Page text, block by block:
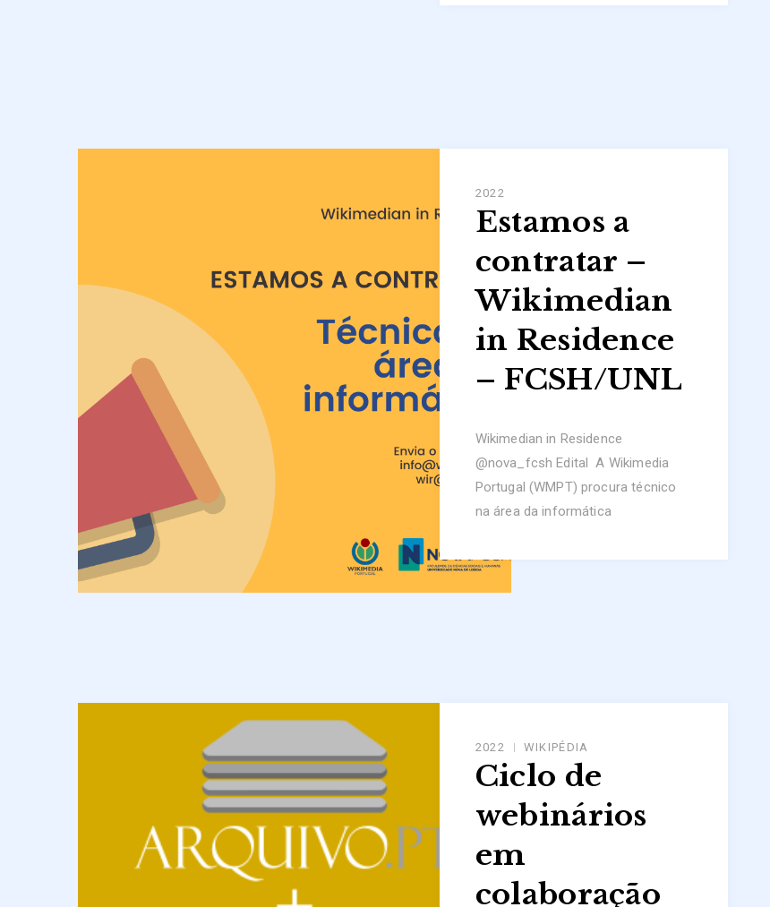
2022
Estamos a
contratar –
Wikimedian
in Residence
– FCSH/UNL
Wikimedian in Residence
@nova_fcsh Edital A Wikimedia
Portugal (WMPT) procura técnico
na área da informática
2022 WIKIPÉDIA
Ciclo de
webinários
em
colaboração